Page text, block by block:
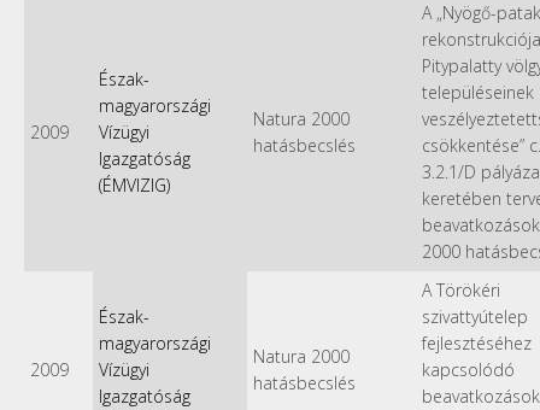
2009
Észak-
magyarországi
Vízügyi
Igazgatóság
(ÉMVIZIG)
Natura 2000
hatásbecslés
A „Nyögő-patak
Pitypalatty
településeinek
csökkentése”
3.2.1/D
keretében
2000
2009
Észak-
magyarországi
Vízügyi
Igazgatóság
Natura 2000
hatásbecslés
A Törökéri
szivattyútelep
fejlesztéséhez
kapcsolódó